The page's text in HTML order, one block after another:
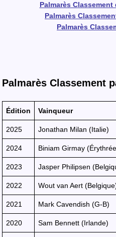
Palmarès
Palmarès
Palmarès
Palmarès Classement
Édition Vainqueur
2025 Jonathan Milan (Italie)
2024 Biniam Girmay
2023 Jasper Philipsen
2022 Wout van Aert
2021 Mark Cavendish (G-B)
2020 Sam Bennett (Irlande)